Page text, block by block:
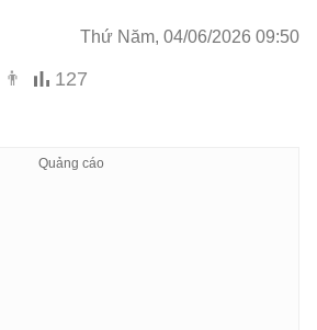
Thứ Năm, 04/06/2026 09:50
👨 127